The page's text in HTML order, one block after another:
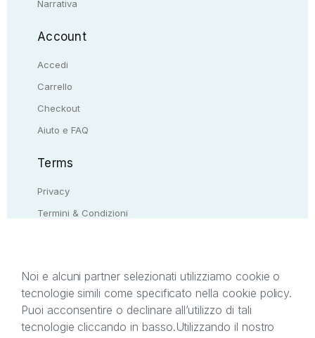
Narrativa
Account
Accedi
Carrello
Checkout
Aiuto e FAQ
Terms
Privacy
Termini & Condizioni
Il presente sito web è di proprietà di StreetLib S.r.l.
titolare di tutti i diritti di proprietà intellettuale
Noi e alcuni partner selezionati utilizziamo cookie o
tecnologie simili come specificato nella cookie policy.
Puoi acconsentire o declinare all’utilizzo di tali
tecnologie cliccando in basso.Utilizzando il nostro